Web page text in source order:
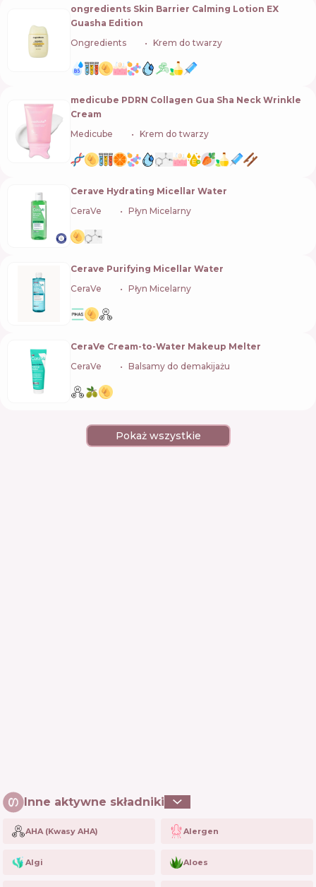
ongredients Skin Barrier Calming Lotion EX
Guasha Edition
Ongredients
Krem do twarzy
medicube PDRN Collagen Gua Sha Neck Wrinkle
Cream
Medicube
Krem do twarzy
Cerave Hydrating Micellar Water
CeraVe
Płyn Micelarny
Cerave Purifying Micellar Water
CeraVe
Płyn Micelarny
CeraVe Cream-to-Water Makeup Melter
CeraVe
Balsamy do demakijażu
Pokaż wszystkie
Inne aktywne składniki
AHA (Kwasy AHA) Alergen
Algi Aloes